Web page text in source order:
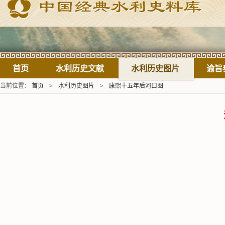
首页 水利历史文献 水利历史图片 谕旨
当前位置： 首页 > 水利历史图片 > 康熙十五年后河口图